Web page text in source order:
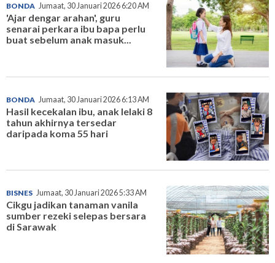
BONDA Jumaat, 30 Januari 2026 6:20 AM
'Ajar dengar arahan', guru
senarai perkara ibu bapa perlu
buat sebelum anak masuk...
BONDA Jumaat, 30 Januari 2026 6:13 AM
Hasil kecekalan ibu, anak lelaki 8
tahun akhirnya tersedar
daripada koma 55 hari
BISNES Jumaat, 30 Januari 2026 5:33 AM
Cikgu jadikan tanaman vanila
sumber rezeki selepas bersara
di Sarawak